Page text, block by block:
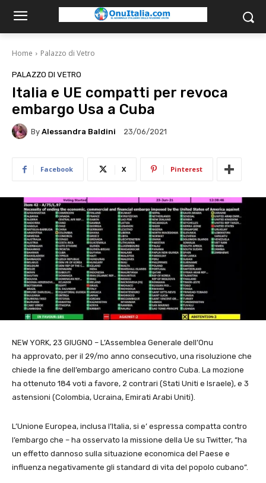
Home Palazzo di Vetro
PALAZZO DI VETRO
Italia e UE compatti per revoca
embargo Usa a Cuba
By Alessandra Baldini 23/06/2021
Facebook X Pinterest
NEW YORK, 23 GIUGNO – L’Assemblea Generale dell’Onu
ha approvato, per il 29/mo anno consecutivo, una risoluzione che
chiede la fine dell’embargo americano contro Cuba. La mozione
ha ottenuto 184 voti a favore, 2 contrari (Stati Uniti e Israele), e 3
astensioni (Colombia, Ucraina, Emirati Arabi Uniti).
L’Unione Europea, inclusa l’Italia, si e’ espressa compatta contro
l’embargo che – ha osservato la missione della Ue su Twitter, “ha
un effetto dannoso sulla situazione economica del Paese e
influenza negativamente gli standard di vita del popolo cubano”.